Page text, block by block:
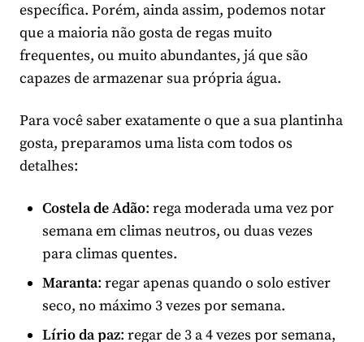
específica. Porém, ainda assim, podemos notar
que a maioria não gosta de regas muito
frequentes, ou muito abundantes, já que são
capazes de armazenar sua própria água.
Para você saber exatamente o que a sua plantinha
gosta, preparamos uma lista com todos os
detalhes:
Costela de Adão: rega moderada uma vez por
semana em climas neutros, ou duas vezes
para climas quentes.
Maranta: regar apenas quando o solo estiver
seco, no máximo 3 vezes por semana.
Lírio da paz: regar de 3 a 4 vezes por semana,